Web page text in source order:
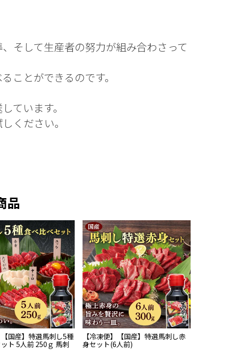
そして生産者の努力が組み合わさって
ことができるのです。
ています。
ください。
品
【国産】特選馬刺し5種
ト 5人前 250ｇ 馬刺
【冷凍便】【国産】特選馬刺し赤
身セット(6人前)